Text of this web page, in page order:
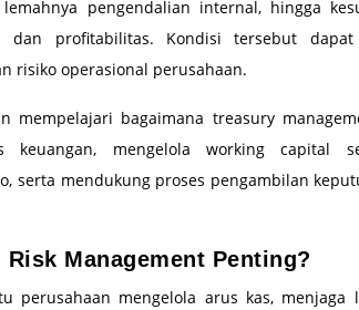
pengendalian internal, hingga
dan profitabilitas. Kondisi tersebut dapat
risiko operasional perusahaan.
mempelajari bagaimana treasury
keuangan, mengelola working capital
serta mendukung proses pengambilan
Management Penting?
perusahaan mengelola arus kas, menjaga